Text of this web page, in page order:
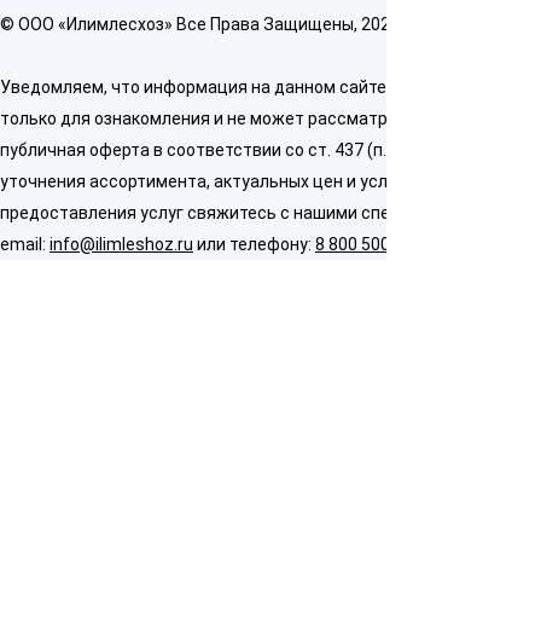
© OOO «Илимлесхоз» Все Права Защищены, 2026
Уведомляем, что информация на данном сайте предназначена
только для ознакомления и не может рассматриваться как
публичная оферта в соответствии со ст. 437 (п. 2) ГК РФ. Для
уточнения ассортимента, актуальных цен и условий
предоставления услуг свяжитесь с нашими специалистами по
email: info@ilimleshoz.ru или телефону: 8 800 500 5437